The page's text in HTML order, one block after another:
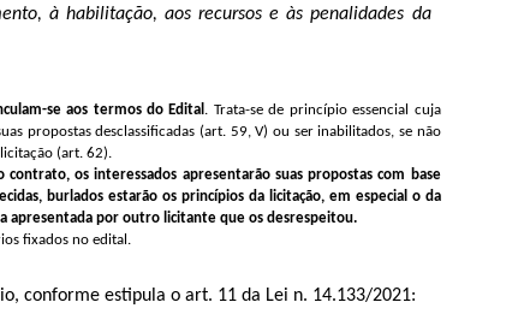
à habilitação, aos recursos e às penalidades da
se aos termos do Edital . Trata-se de princípio essencial cuja
propostas desclassificadas (art. 59, V) ou ser inabilitados, se não
(art. 62).
os interessados apresentarão suas propostas com base
burlados estarão os princípios da licitação, em especial o da
apresentada por outro licitante que os desrespeitou.
fixados no edital.
conforme estipula o art. 11 da Lei n. 14.133/2021: